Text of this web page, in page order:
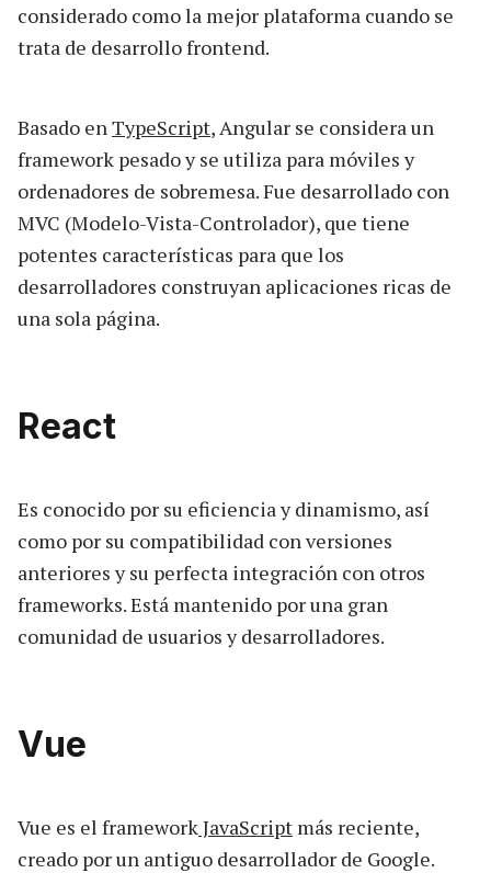
considerado como la mejor plataforma cuando se
trata de desarrollo frontend.
Basado enTypeScript, Angular se considera un
framework pesado y se utiliza para móviles y
ordenadores de sobremesa. Fue desarrollado con
MVC (Modelo-Vista-Controlador), que tiene
potentes características para que los
desarrolladores construyan aplicaciones ricas de
una sola página.
React
Es conocido por su eficiencia y dinamismo, así
como por su compatibilidad con versiones
anteriores y su perfecta integración con otros
frameworks. Está mantenido por una gran
comunidad de usuarios y desarrolladores.
Vue
Vue es el frameworkJavaScript más reciente,
creado por un antiguo desarrollador de Google.